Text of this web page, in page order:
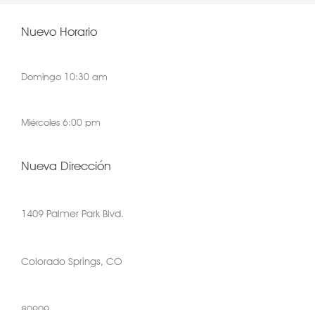
Nuevo Horario
Domingo 10:30 am
Miércoles 6:00 pm
Nueva Dirección
1409 Palmer Park Blvd.
Colorado Springs, CO